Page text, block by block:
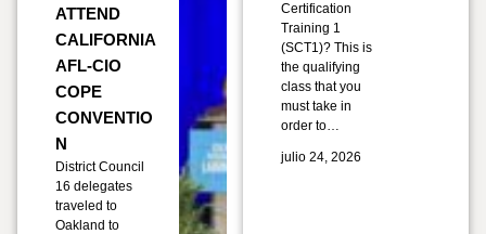
ATTEND
CALIFORNIA
AFL-CIO
COPE
CONVENTIO
N
District Council
16 delegates
traveled to
Oakland to
Certification
Training 1
(SCT1)? This is
the qualifying
class that you
must take in
order to…
julio 24, 2026